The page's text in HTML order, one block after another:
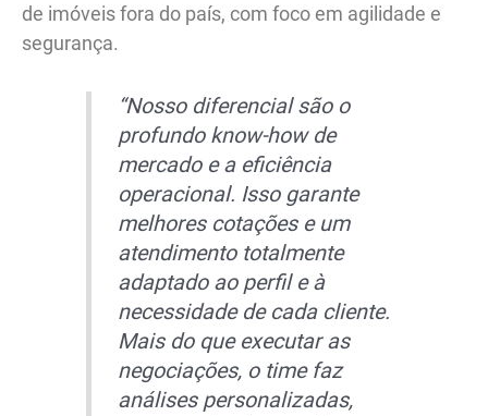
de imóveis fora do país, com foco em agilidade e
segurança.
“Nosso diferencial são o
profundo know-how de
mercado e a eficiência
operacional. Isso garante
melhores cotações e um
atendimento totalmente
adaptado ao perfil e à
necessidade de cada cliente.
Mais do que executar as
negociações, o time faz
análises personalizadas,